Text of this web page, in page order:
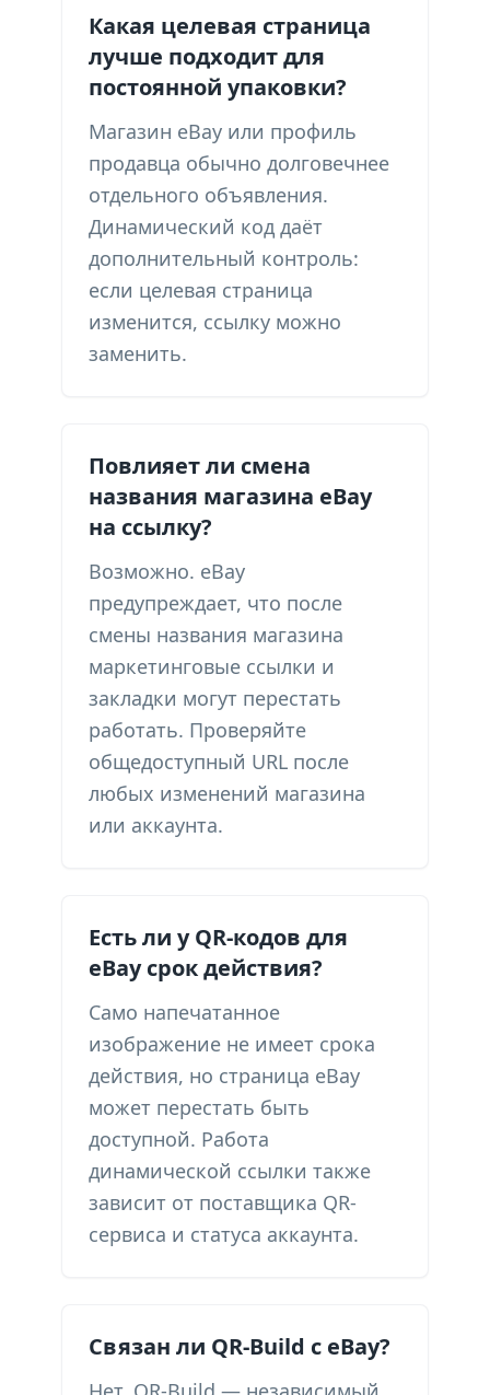
Какая целевая страница
лучше подходит для
постоянной упаковки?
Магазин eBay или профиль
продавца обычно долговечнее
отдельного объявления.
Динамический код даёт
дополнительный контроль:
если целевая страница
изменится, ссылку можно
заменить.
Повлияет ли смена
названия магазина eBay
на ссылку?
Возможно. eBay
предупреждает, что после
смены названия магазина
маркетинговые ссылки и
закладки могут перестать
работать. Проверяйте
общедоступный URL после
любых изменений магазина
или аккаунта.
Есть ли у QR-кодов для
eBay срок действия?
Само напечатанное
изображение не имеет срока
действия, но страница eBay
может перестать быть
доступной. Работа
динамической ссылки также
зависит от поставщика QR-
сервиса и статуса аккаунта.
Связан ли QR-Build с eBay?